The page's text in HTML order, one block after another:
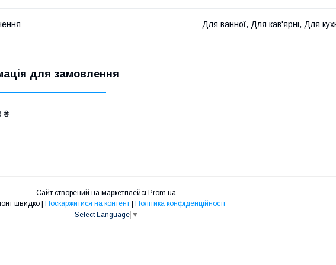
Для ванної, Для кав'ярні, Для
для замовлення
₴
Сайт створений на маркетплейсі Prom.ua
Ремонт швидко | Поскаржитися на контент | Політика конфіденційності
Select Language ▼